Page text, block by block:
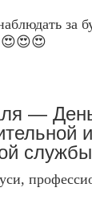
за
😍😍😍
—